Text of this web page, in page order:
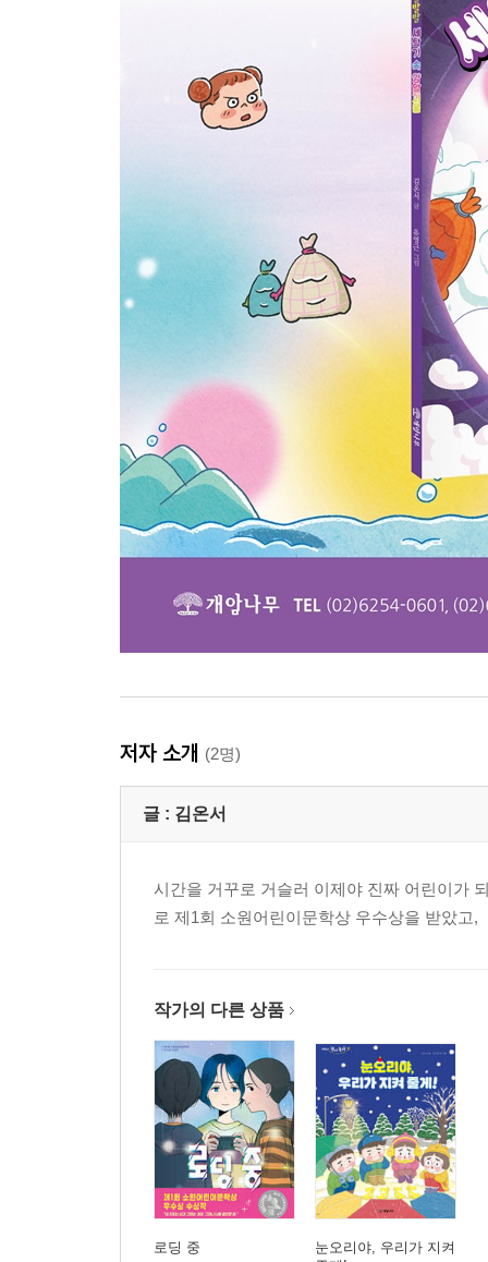
저자 소개 (2명)
글 : 김온서
시간을 거꾸로 거슬러 이제야 진짜 어린이가
로 제1회 소원어린이문학상 우수상을 받았고
작가의 다른 상품
로딩 중
눈오리야, 우리가 지켜